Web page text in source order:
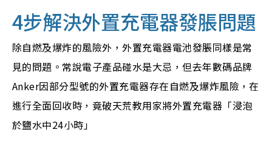
4步解決外置充電器發脹問題
除自燃及爆炸的風險外，外置充電器電池發脹同樣是常
見的問題。常說電子產品碰水是大忌，但去年數碼品牌
Anker因部分型號的外置充電器存在自燃及爆炸風險，在
進行全面回收時，竟破天荒教用家將外置充電器「浸泡
於鹽水中24小時」